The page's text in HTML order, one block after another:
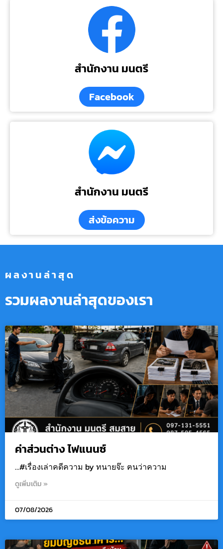
สำนักงาน มนตรี
Facebook
สำนักงาน มนตรี
ส่งข้อความ
ผลงานล่าสุด
รวมผลงานล่าสุดของเรา
ค่าส่วนต่าง ไฟแนนซ์
…#เรื่องเล่าคดีความ by ทนายจ๊ะ ฅนว่าความ
ดูเพิ่มเติม »
07/08/2026